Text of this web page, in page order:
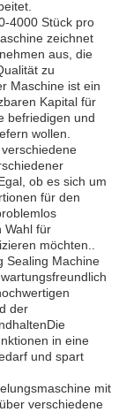
4000 Stück pro
zeichnet
aus, die
zu
Maschine ist ein
Kapital für
befriedigen und
wollen.
ob es sich um
für den
Wahl für
möchten..
Sealing Machine
der
in eine
und spart
mit
verschiedene